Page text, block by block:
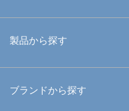
中古ハウジング
製品から探す
ハウジング
ブランドから探す